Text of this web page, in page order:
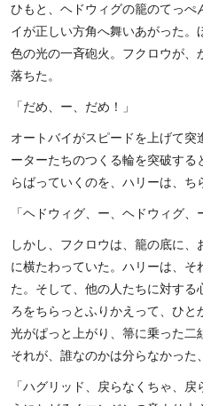
ひもと、ヘドウィグの籠のてっ
イが正しい方角へ舞いあがった
色の光の一斉砲火。フクロウが、
落ちた。
「だめ、ー、だめ！」
オートバイがスピードを上げて
ーターたちのつくる輪を突破す
らばっていくのを、ハリーは、ち
「ヘドウィグ、ー、ヘドウィグ、
しかし、フクロウは、籠の底に
に横たわっていた。ハリーは、
た。そして、他の人たちに対す
ろをちらっとふりかえって、ひ
光がぱっと上がり、箒に乗った二
それが、誰なのかは分らなかった
「ハグリッド、戻らなくちゃ、